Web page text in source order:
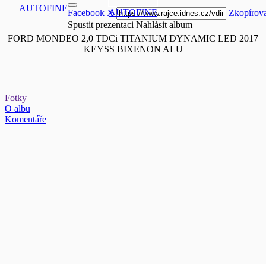
AUTOFINE
FORD MONDEO 2,0 TDCi TITANIUM DYNAMIC LED 2017
KEYSS BIXENON ALU
AUTOFINEFacebook X
Spustit prezentaci Nahlásit album
Fotky
O albu
Komentáře